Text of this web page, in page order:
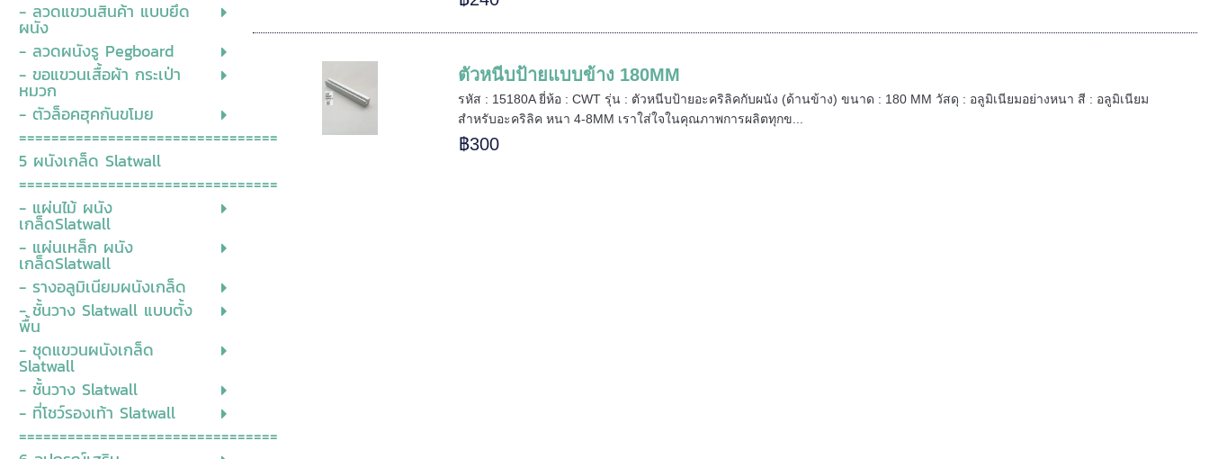
- ลวดแขวนสินค้า แบบยึด
ผนัง
- ลวดผนังรู Pegboard
- ขอแขวนเสื้อผ้า กระเป่า
หมวก
- ตัวล็อคฮุคกันขโมย
================================
5 ผนังเกล็ด Slatwall
================================
- แผ่นไม้ ผนัง
เกล็ดSlatwall
- แผ่นเหล็ก ผนัง
เกล็ดSlatwall
- รางอลูมิเนียมผนังเกล็ด
- ชั้นวาง Slatwall แบบตั้ง
พื้น
- ชุดแขวนผนังเกล็ด
Slatwall
- ชั้นวาง Slatwall
- ที่โชว์รองเท้า Slatwall
================================
ตัวหนีบป้ายแบบข้าง 180MM
รหัส : 15180A ยี่ห้อ : CWT รุ่น : ตัวหนีบป้ายอะคริลิคกับผนัง (ด้านข้าง) ขนาด : 180 MM วัสดุ : อลูมิเนียมอย่างหนา สี : อลูมิเนียม
สำหรับอะคริลิค หนา 4-8MM เราใส่ใจในคุณภาพการผลิตทุกข...
฿300